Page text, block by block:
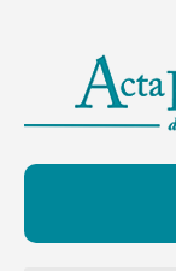
contenido